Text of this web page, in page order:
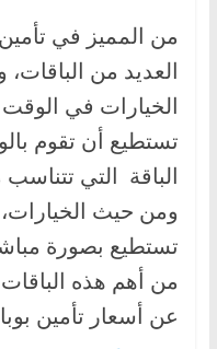
من المميز في تأمين
العديد من الباقات،
الخيارات في الوقت
تستطيع أن تقوم
الباقة التي
ومن حيث الخيارات،
تستطيع بصورة
من أهم هذه
عن أسعار تأمين